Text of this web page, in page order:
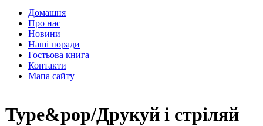
Домашня
Про нас
Новини
Наші поради
Гостьова книга
Контакти
Мапа сайту
Type&pop/Друкуй і стріляй